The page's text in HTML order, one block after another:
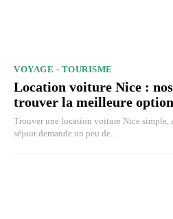
VOYAGE - TOURISME
Location voiture Nice :
trouver la meilleure
Trouver une location voiture Nice simple,
séjour demande un peu de...